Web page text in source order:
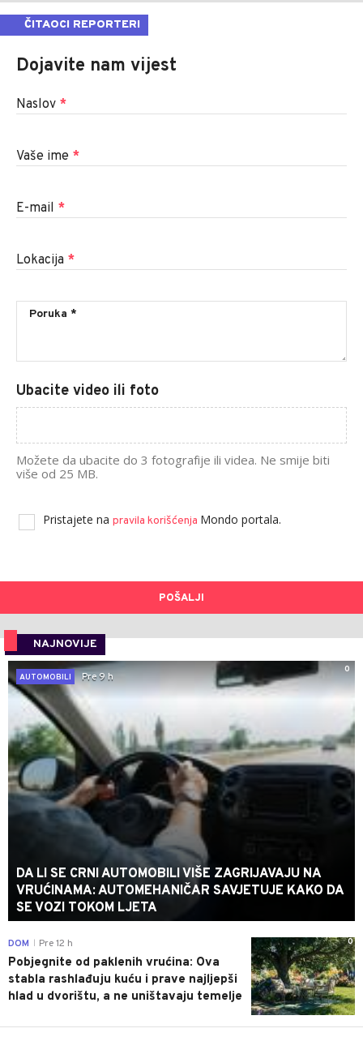
ČITAOCI REPORTERI
Dojavite nam vijest
Naslov *
Vaše ime *
E-mail *
Lokacija *
Ubacite video ili foto
Možete da ubacite do 3 fotografije ili videa. Ne smije biti
više od 25 MB.
Pristajete na pravila korišćenja Mondo portala.
POŠALJI
NAJNOVIJE
0
AUTOMOBILI
Pre 9 h
DA LI SE CRNI AUTOMOBILI VIŠE ZAGRIJAVAJU NA
VRUĆINAMA: AUTOMEHANIČAR SAVJETUJE KAKO DA
SE VOZI TOKOM LJETA
0
DOM Pre 12 h
Pobjegnite od paklenih vrućina: Ova
stabla rashlađuju kuću i prave najljepši
hlad u dvorištu, a ne uništavaju temelje